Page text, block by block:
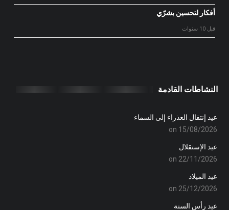
أفكار لتحسين بشرّي
قبل 10 سنوات
النشاطات القادمة
عيد إنتقال العذراء إلى السماء
on 15/08/2026
عيد الإستقلال
on 22/11/2026
عيد الميلاد
on 25/12/2026
عيد رأس السنة